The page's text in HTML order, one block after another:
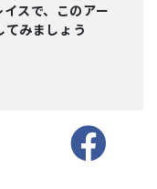
スで、このアー
てみましょう